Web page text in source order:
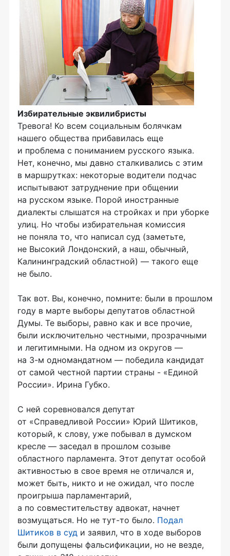
Избирательные эквилибристы
Тревога! Ко всем социальным болячкам
нашего общества прибавилась еще
и проблема с пониманием русского языка.
Нет, конечно, мы давно сталкивались с этим
в маршрутках: некоторые водители подчас
испытывают затруднение при общении
на русском языке. Порой иностранные
диалекты слышатся на стройках и при уборке
улиц. Но чтобы избирательная комиссия
не поняла то, что написал суд (заметьте,
не Высокий Лондонский, а наш, обычный,
Калининградский областной) — такого еще
не было.
Так вот. Вы, конечно, помните: были в прошлом
году в марте выборы депутатов областной
Думы. Те выборы, равно как и все прочие,
были исключительно честными, прозрачными
и легитимными. На одном из округов —
на 3-м одномандатном — победила кандидат
от самой честной партии страны - «Единой
России». Ирина Губко.
С ней соревновался депутат
от «Справедливой России» Юрий Шитиков,
который, к слову, уже побывал в думском
кресле — заседал в прошлом созыве
областного парламента. Этот депутат особой
активностью в свое время не отличался и,
может быть, никто и не ожидал, что после
проигрыша парламентарий,
а по совместительству адвокат, начнет
возмущаться. Но не тут-то было. Подал
Шитиков в суд и заявил, что в ходе выборов
были допущены фальсификации, но не везде,